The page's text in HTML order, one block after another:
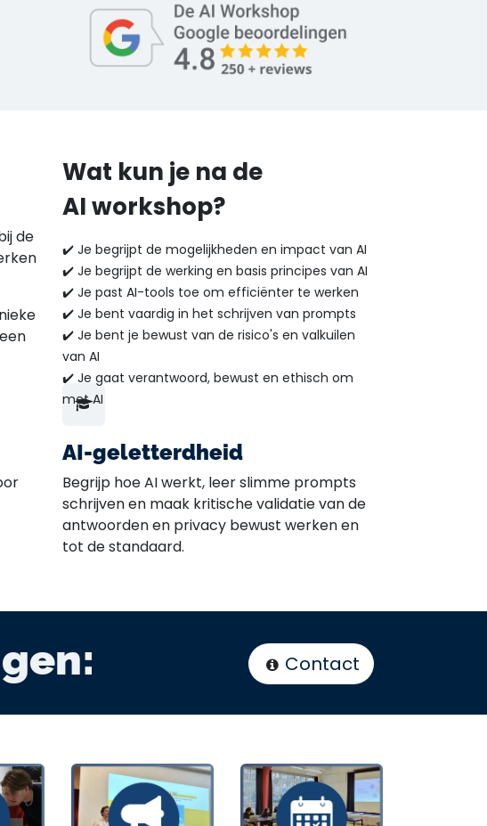
de
AI-geletterdheid
Begrijp hoe AI werkt, leer slimme prompts
schrijven en maak kritische validatie van de
antwoorden en privacy bewust werken en
tot de standaard.
Wat kun je na de
AI workshop?
✔️ Je begrijpt de mogelijkheden en impact van AI
✔️ Je begrijpt de werking en basis principes van AI
✔️ Je past AI-tools toe om efficiënter te werken
✔️ Je bent vaardig in het schrijven van prompts
✔️ Je bent je bewust van de risico's en valkuilen
van AI
✔️ Je gaat verantwoord, bewust en ethisch om
met AI
Contact